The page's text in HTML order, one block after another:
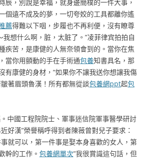
辰，別說是幸福，就身邊簡樸的一件大事，
個遠不成及的夢，一切夸姣的工具都離你遙
薦得難以下咽，步履也不再利便，沒有瞭尊
想什么啊，脏，太脏了。”凌菲律宾拍拍自
疾苦，是康健的人無奈領會到的。當你在焦
當你用顫動的手在手術通包養知書具名，那
有康健的身材，“如果你不讓我送你想讓我傷
著眉頭魯漢！所有都無從談包養網ppt起包
國工程院院士、軍事迷信院軍事醫學研討
好漢”榮譽稱呼得到者陳薇曾對兒子要求：
就可以，第一件事是娶本身喜歡的女人，第
幹的工作。 包養網單次”我很賞識這句話，但